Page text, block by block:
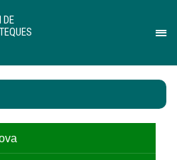
el
de
DE